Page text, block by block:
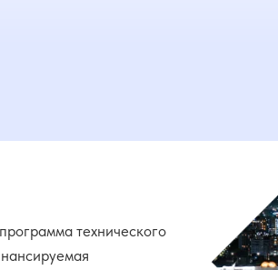
технического